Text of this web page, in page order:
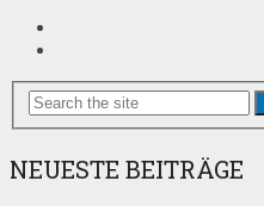
NEUESTE BEITRÄGE